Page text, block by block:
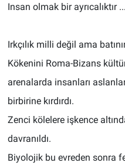
Insan olmak bir ayrıcalıktır ...
Irkçılık milli değil ama
Kökenini Roma-Bizans
arenalarda insanları
birbirine kırdırdı.
Zenci kölelere işkence
davranıldı.
Biyolojik bu evreden sonra